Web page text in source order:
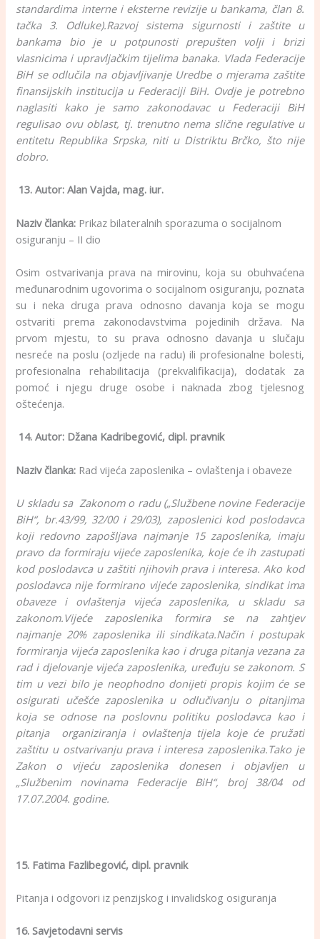
standardima interne i eksterne revizije u bankama, član 8.
tačka 3. Odluke).Razvoj sistema sigurnosti i zaštite u
bankama bio je u potpunosti prepušten volji i brizi
vlasnicima i upravljačkim tijelima banaka. Vlada Federacije
BiH se odlučila na objavljivanje Uredbe o mjerama zaštite
finansijskih institucija u Federaciji BiH. Ovdje je potrebno
naglasiti kako je samo zakonodavac u Federaciji BiH
regulisao ovu oblast, tj. trenutno nema slične regulative u
entitetu Republika Srpska, niti u Distriktu Brčko, što nije
dobro.
13. Autor: Alan Vajda, mag. iur.
Naziv članka: Prikaz bilateralnih sporazuma o socijalnom
osiguranju – II dio
Osim ostvarivanja prava na mirovinu, koja su obuhvaćena
međunarodnim ugovo­rima o socijalnom osiguranju, poznata
su i neka druga prava odnosno davanja koja se mogu
ostvariti prema zakonodavstvima pojedinih država. Na
prvom mjestu, to su prava odnosno davanja u slučaju
nesreće na poslu (ozljede na radu) ili profesionalne bolesti,
profesi­onalna rehabilitacija (prekvalifikacija), dodatak za
pomoć i njegu druge osobe i naknada zbog tjelesnog
oštećenja.
14. Autor: Džana Kadribegović, dipl. pravnik
Naziv članka: Rad vijeća zaposlenika – ovlaštenja i obaveze
U skladu sa Zakonom o radu („Službene novine Federacije
BiH“, br.43/99, 32/00 i 29/03), zaposlenici kod poslodavca
koji redovno zapošljava najmanje 15 zaposlenika, imaju
pravo da formiraju vijeće zaposlenika, koje će ih zastupati
kod poslodavca u zaštiti njihovih prava i interesa. Ako kod
poslodavca nije formirano vijeće zaposlenika, sindikat ima
obaveze i ovlaštenja vijeća zaposlenika, u skladu sa
zakonom.Vijeće zaposlenika formira se na zahtjev
najmanje 20% zaposlenika ili sindikata.Način i postupak
formiranja vijeća zaposlenika kao i druga pitanja vezana za
rad i djelovanje vijeća zaposlenika, uređuju se zakonom. S
tim u vezi bilo je neophodno donijeti propis kojim će se
osigurati učešće zaposlenika u odlučivanju o pitanjima
koja se odnose na poslovnu politiku poslodavca kao i
pitanja organiziranja i ovlaštenja tijela koje će pružati
zaštitu u ostvarivanju prava i interesa zaposlenika.Tako je
Zakon o vijeću zaposlenika donesen i objavljen u
„Službenim novinama Federacije BiH“, broj 38/04 od
17.07.2004. godine.
15. Fatima Fazlibegović, dipl. pravnik
Pitanja i odgovori iz penzijskog i invalidskog osiguranja
16. Savjetodavni servis